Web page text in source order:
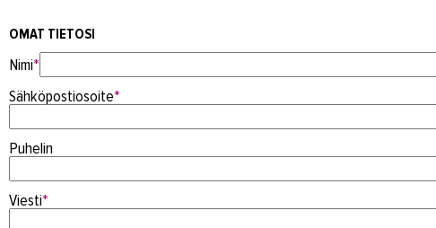
OMAT TIETOSI
Nimi*
Sähköpostiosoite*
Puhelin
Viesti*